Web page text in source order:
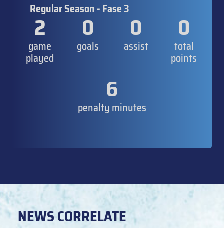
Regular Season - Fase 3
2
game
played
0
goals
0
assist
0
total
points
6
penalty minutes
NEWS CORRELATE